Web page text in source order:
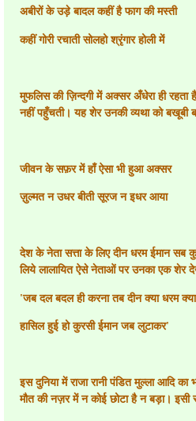
अबीरों के उड़े बादल कहीं है फाग की मस्ती
कहीं गोरी रचाती सोलहो श्रृंगार होली में
मुफलिस की ज़िन्दगी में अक्सर अँधेरा ही रहता
नहीं पहुँचती। यह शेर उनकी व्यथा को बखूबी
जीवन के सफ़र में हाँ ऐसा भी हुआ अक्सर
ज़ुल्मत न उधर बीती सूरज न इधर आया
देश के नेता सत्ता के लिए दीन धरम ईमान
लिये लालायित ऐसे नेताओं पर उनका एक शेर
'जब दल बदल ही करना तब दीन क्या धरम क्या
हासिल हुई हो कुरसी ईमान जब लुटाकर'
इस दुनिया में राजा रानी पंडित मुल्ला आदि
मौत की नज़र में न कोई छोटा है न बड़ा।